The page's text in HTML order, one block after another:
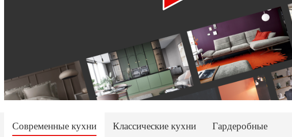
Современные кухни Классические кухни Гардеробные